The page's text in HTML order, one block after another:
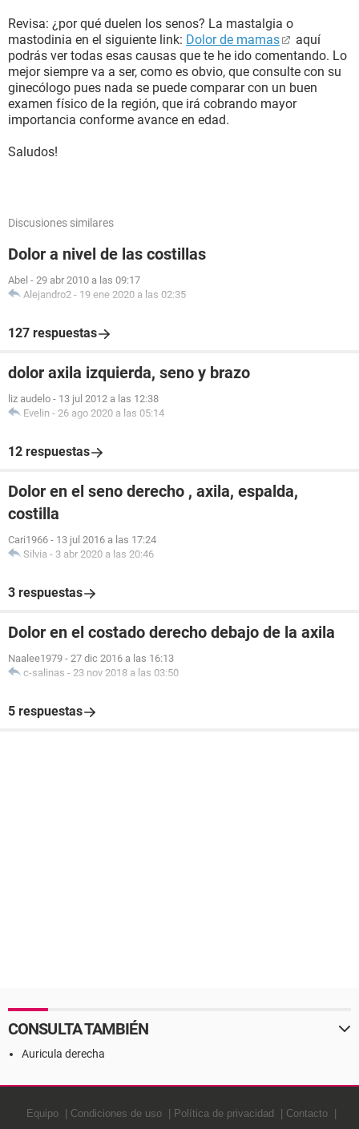
Revisa: ¿por qué duelen los senos? La mastalgia o
mastodinia en el siguiente link: Dolor de mamas
aquí
podrás ver todas esas causas que te he ido comentando. Lo
mejor siempre va a ser, como es obvio, que consulte con su
ginecólogo pues nada se puede comparar con un buen
examen físico de la región, que irá cobrando mayor
importancia conforme avance en edad.
Saludos!
Discusiones similares
Dolor a nivel de las costillas
Abel - 29 abr 2010 a las 09:17
Alejandro2 - 19 ene 2020 a las 02:35
127 respuestas
dolor axila izquierda, seno y brazo
liz audelo - 13 jul 2012 a las 12:38
Evelin - 26 ago 2020 a las 05:14
12 respuestas
Dolor en el seno derecho , axila, espalda,
costilla
Cari1966 - 13 jul 2016 a las 17:24
Silvia - 3 abr 2020 a las 20:46
3 respuestas
Dolor en el costado derecho debajo de la axila
Naalee1979 - 27 dic 2016 a las 16:13
c-salinas - 23 nov 2018 a las 03:50
5 respuestas
CONSULTA TAMBIÉN
Auricula derecha
Equipo Condiciones de uso Política de privacidad Contacto